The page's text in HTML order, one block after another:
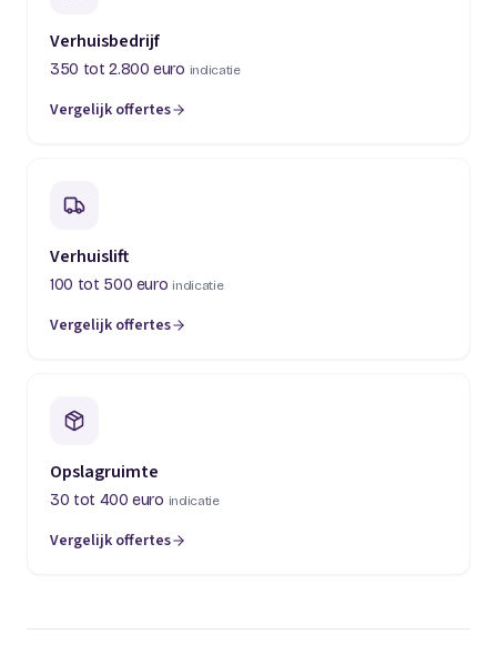
Verhuisbedrijf
350 tot 2.800 euro indicatie
Vergelijk offertes
(opent in een nieuw tabblad)
Verhuislift
100 tot 500 euro indicatie
Vergelijk offertes
(opent in een nieuw tabblad)
Opslagruimte
30 tot 400 euro indicatie
Vergelijk offertes
(opent in een nieuw tabblad)